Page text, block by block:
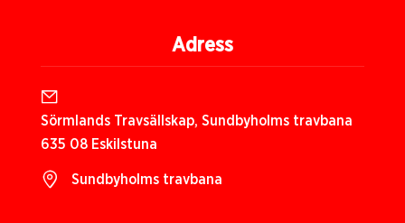
Adress
Sörmlands Travsällskap, Sundbyholms travbana
635 08 Eskilstuna
Sundbyholms travbana